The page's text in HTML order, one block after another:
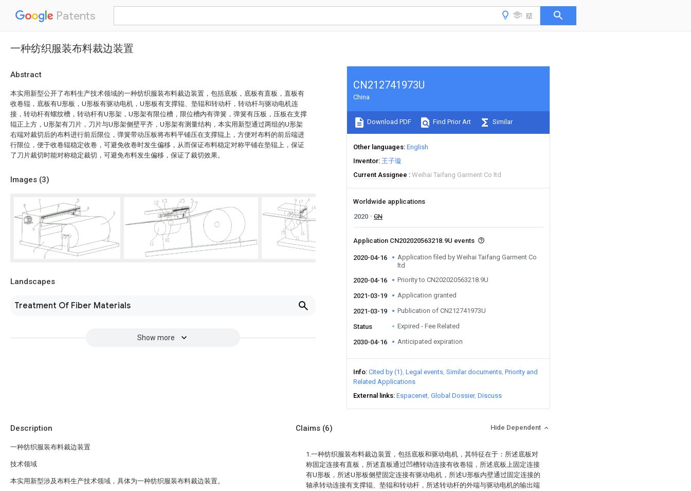
Patents
一种纺织服装布料裁边装置
Abstract
本实用新型公开了布料生产技术领域的一种纺织服装布料裁边装置，包括底板，底板有直板，直板有
收卷辊，底板有U形板，U形板有驱动电机，U形板有支撑辊、垫辊和转动杆，转动杆与驱动电机连
接，转动杆有螺纹槽，转动杆有U形架，U形架有限位槽，限位槽内有弹簧，弹簧有压板，压板在支撑
辊正上方，U形架有刀片，刀片与U形架侧壁平齐，U形架有测量结构，本实用新型通过两组的U形架
右端对裁切后的布料进行前后限位，弹簧带动压板将布料平铺压在支撑辊上，方便对布料的前后端进
行限位，便于收卷辊稳定收卷，可避免收卷时发生偏移，从而保证布料稳定对称平铺在垫辊上，保证
了刀片裁切时能对称稳定裁切，可避免布料发生偏移，保证了裁切效果。
Images (3)
Landscapes
Treatment Of Fiber Materials
Show more
CN212741973U
China
Download PDF Find Prior Art Similar
Other languages English
Inventor 王子璇
Current Assignee
Weihai Taifang Garment Co ltd
Worldwide applications
2020
CN
Application CN202020563218.9U events
2020-04-16
Application filed by Weihai Taifang Garment Co
ltd
2020-04-16
Priority to CN202020563218.9U
2021-03-19 Application granted
2021-03-19 Publication of CN212741973U
Status Expired - Fee Related
2030-04-16 Anticipated expiration
Info Cited by (1) Legal events Similar documents Priority and
Related Applications
External links Espacenet Global Dossier Discuss
Description
一种纺织服装布料裁边装置
技术领域
本实用新型涉及布料生产技术领域，具体为一种纺织服装布料裁边装置。
Claims (6) Hide Dependent
1.一种纺织服装布料裁边装置，包括底板和驱动电机，其特征在于：所述底板对
称固定连接有直板，所述直板通过凹槽转动连接有收卷辊，所述底板上固定连接
有U形板，所述U形板侧壁固定连接有驱动电机，所述U形板内壁通过固定连接的
轴承转动连接有支撑辊、垫辊和转动杆，所述转动杆的外端与驱动电机的输出端